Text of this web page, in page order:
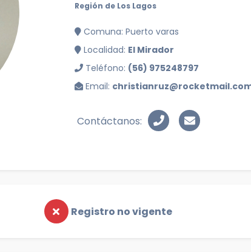
Región de Los Lagos
Comuna: Puerto varas
Localidad: El Mirador
Teléfono: (56) 975248797
Email:
Contáctanos:
Registro no vigente